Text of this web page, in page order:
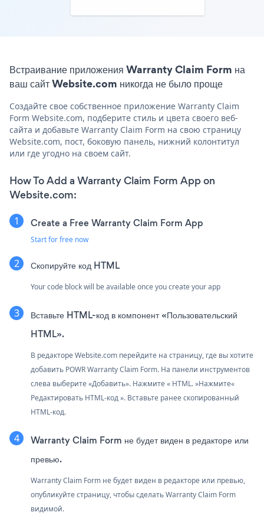
Встраивание приложения Warranty Claim Form на
ваш сайт Website.com никогда не было проще
Создайте свое собственное приложение Warranty Claim
Form Website.com, подберите стиль и цвета своего веб-
сайта и добавьте Warranty Claim Form на свою страницу
Website.com, пост, боковую панель, нижний колонтитул
или где угодно на своем сайт.
How To Add a Warranty Claim Form App on
Website.com:
Create a Free Warranty Claim Form App
Start for free now
Скопируйте код HTML
Your code block will be available once you create your app
Вставьте HTML-код в компонент «Пользовательский
HTML».
В редакторе Website.com перейдите на страницу, где вы хотите
добавить POWR Warranty Claim Form. На панели инструментов
слева выберите «Добавить». Нажмите « HTML. »Нажмите«
Редактировать HTML-код ». Вставьте ранее скопированный
HTML-код.
Warranty Claim Form не будет виден в редакторе или
превью.
Warranty Claim Form не будет виден в редакторе или превью,
опубликуйте страницу, чтобы сделать Warranty Claim Form
видимой.